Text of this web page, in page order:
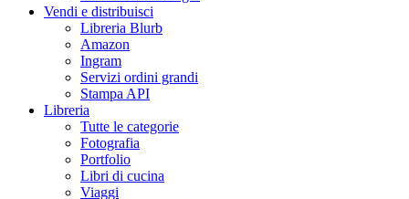
Vendi e distribuisci
Libreria Blurb
Amazon
Ingram
Servizi ordini grandi
Stampa API
Libreria
Tutte le categorie
Fotografia
Portfolio
Libri di cucina
Viaggi